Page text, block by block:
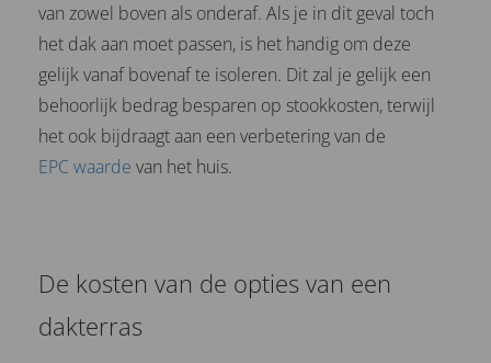
van zowel boven als onderaf. Als je in dit geval toch
het dak aan moet passen, is het handig om deze
gelijk vanaf bovenaf te isoleren. Dit zal je gelijk een
behoorlijk bedrag besparen op stookkosten, terwijl
het ook bijdraagt aan een verbetering van de
EPC waarde van het huis.
De kosten van de opties van een
dakterras